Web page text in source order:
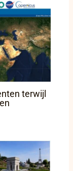
terwijl